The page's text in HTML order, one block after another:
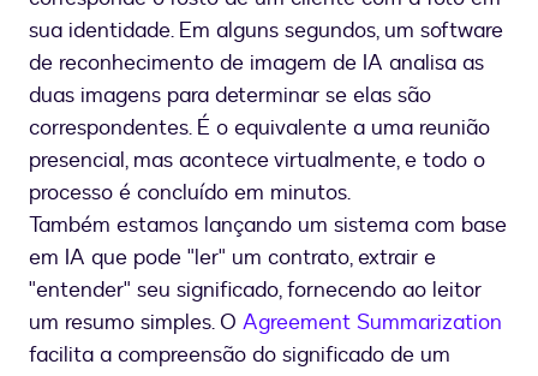
sua identidade. Em alguns segundos, um software
de reconhecimento de imagem de IA analisa as
duas imagens para determinar se elas são
correspondentes. É o equivalente a uma reunião
presencial, mas acontece virtualmente, e todo o
processo é concluído em minutos.
Também estamos lançando um sistema com base
em IA que pode "ler" um contrato, extrair e
"entender" seu significado, fornecendo ao leitor
um resumo simples. O Agreement Summarization
facilita a compreensão do significado de um